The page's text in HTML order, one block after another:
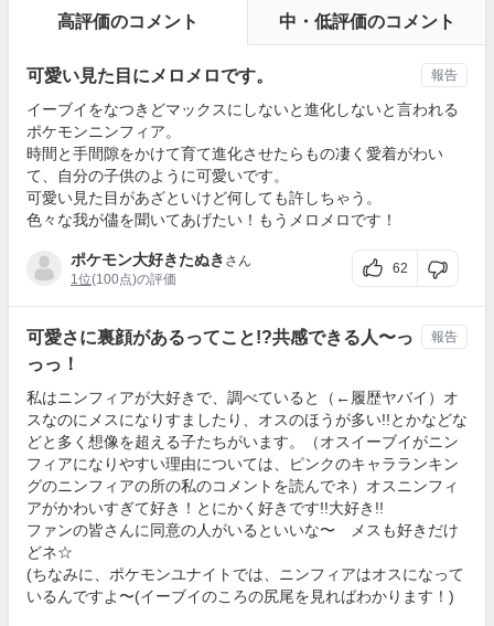
高評価のコメント 中・低評価のコメント
可愛い見た目にメロメロです。
イーブイをなつきどマックスにしないと進化しないと言われる
ポケモンニンフィア。
時間と手間隙をかけて育て進化させたらもの凄く愛着がわい
て、自分の子供のように可愛いです。
可愛い見た目があざといけど何しても許しちゃう。
色々な我が儘を聞いてあげたい！もうメロメロです！
ポケモン大好きたぬき さん
1位(100点)の評価
62
報告
可愛さに裏顔があるってこと!?共感できる人〜っ
っっ！
私はニンフィアが大好きで、調べていると（←履歴ヤバイ）オ
スなのにメスになりすましたり、オスのほうが多い!!とかなどな
どと多く想像を超える子たちがいます。（オスイーブイがニン
フィアになりやすい理由については、ピンクのキャラランキン
グのニンフィアの所の私のコメントを読んでネ）オスニンフィ
アがかわいすぎて好き！とにかく好きです!!大好き!!
ファンの皆さんに同意の人がいるといいな〜 メスも好きだけ
どネ☆
(ちなみに、ポケモンユナイトでは、ニンフィアはオスになって
いるんですよ〜(イーブイのころの尻尾を見ればわかります！)
報告